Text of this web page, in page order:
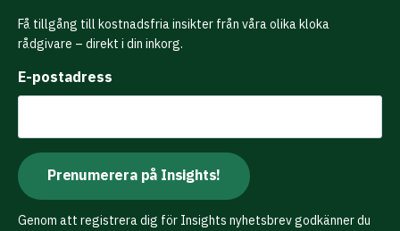
Få tillgång till kostnadsfria insikter från våra olika kloka
rådgivare – direkt i din inkorg.
E-postadress
Genom att registrera dig för Insights nyhetsbrev godkänner du